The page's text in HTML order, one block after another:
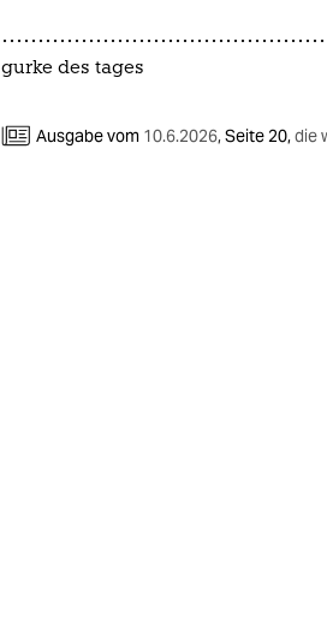
gurke des tages
Ausgabe vom 10.6.2026,Seite 20,die